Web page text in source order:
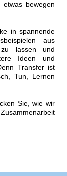
bewegen
in spannende
aus
zu lassen und
Ideen und
Transfer ist
Tun, Lernen
Sie, wie wir